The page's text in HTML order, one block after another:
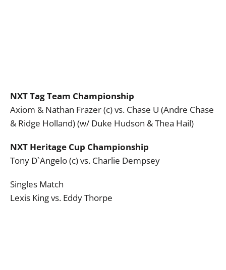
NXT Tag Team Championship
Axiom & Nathan Frazer (c) vs. Chase U (Andre Chase
& Ridge Holland) (w/ Duke Hudson & Thea Hail)
NXT Heritage Cup Championship
Tony D`Angelo (c) vs. Charlie Dempsey
Singles Match
Lexis King vs. Eddy Thorpe